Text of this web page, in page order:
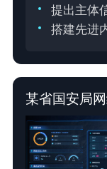
提出主体
搭建先进
某省国安局